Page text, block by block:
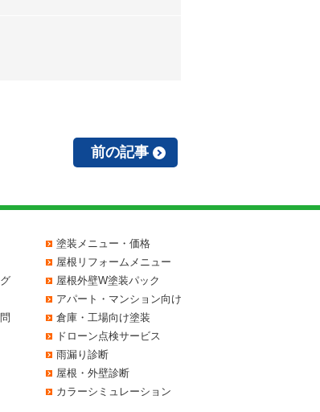
前の記事
塗装メニュー・価格
屋根リフォームメニュー
屋根外壁W塗装パック
アパート・マンション向け
倉庫・工場向け塗装
ドローン点検サービス
雨漏り診断
屋根・外壁診断
カラーシミュレーション